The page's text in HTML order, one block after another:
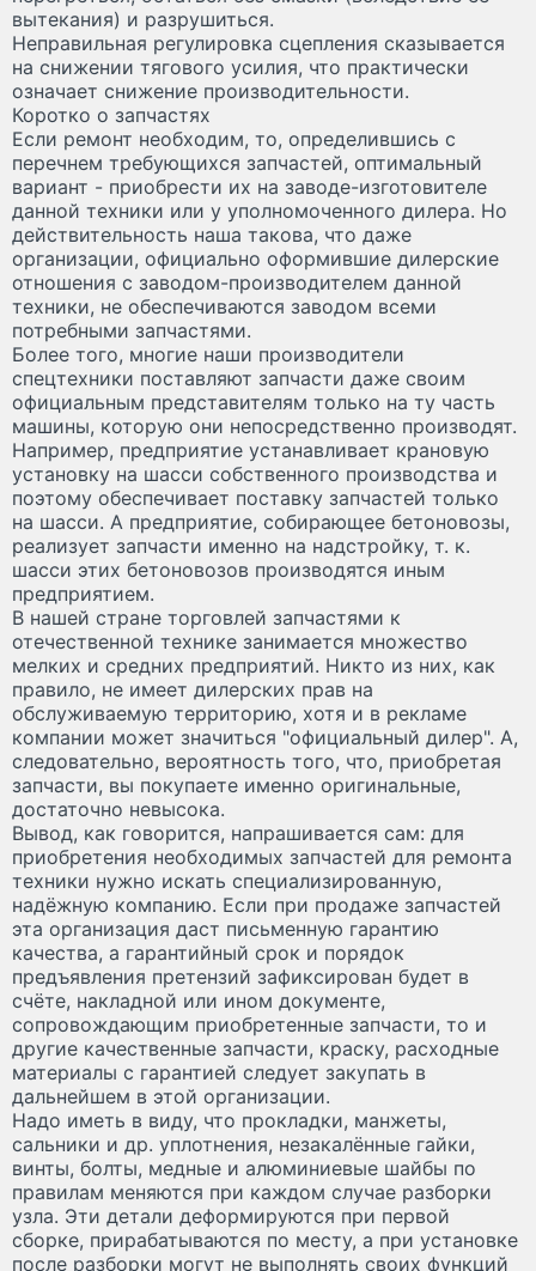
вытекания) и разрушиться.
Неправильная регулировка сцепления сказывается
на снижении тягового усилия, что практически
означает снижение производительности.
Коротко о запчастях
Если ремонт необходим, то, определившись с
перечнем требующихся запчастей, оптимальный
вариант - приобрести их на заводе-изготовителе
данной техники или у уполномоченного дилера. Но
действительность наша такова, что даже
организации, официально оформившие дилерские
отношения с заводом-производителем данной
техники, не обеспечиваются заводом всеми
потребными запчастями.
Более того, многие наши производители
спецтехники поставляют запчасти даже своим
официальным представителям только на ту часть
машины, которую они непосредственно производят.
Например, предприятие устанавливает крановую
установку на шасси собственного производства и
поэтому обеспечивает поставку запчастей только
на шасси. А предприятие, собирающее бетоновозы,
реализует запчасти именно на надстройку, т. к.
шасси этих бетоновозов производятся иным
предприятием.
В нашей стране торговлей запчастями к
отечественной технике занимается множество
мелких и средних предприятий. Никто из них, как
правило, не имеет дилерских прав на
обслуживаемую территорию, хотя и в рекламе
компании может значиться "официальный дилер". А,
следовательно, вероятность того, что, приобретая
запчасти, вы покупаете именно оригинальные,
достаточно невысока.
Вывод, как говорится, напрашивается сам: для
приобретения необходимых запчастей для ремонта
техники нужно искать специализированную,
надёжную компанию. Если при продаже запчастей
эта организация даст письменную гарантию
качества, а гарантийный срок и порядок
предъявления претензий зафиксирован будет в
счёте, накладной или ином документе,
сопровождающим приобретенные запчасти, то и
другие качественные запчасти, краску, расходные
материалы с гарантией следует закупать в
дальнейшем в этой организации.
Надо иметь в виду, что прокладки, манжеты,
сальники и др. уплотнения, незакалённые гайки,
винты, болты, медные и алюминиевые шайбы по
правилам меняются при каждом случае разборки
узла. Эти детали деформируются при первой
сборке, прирабатываются по месту, а при установке
после разборки могут не выполнять своих функций